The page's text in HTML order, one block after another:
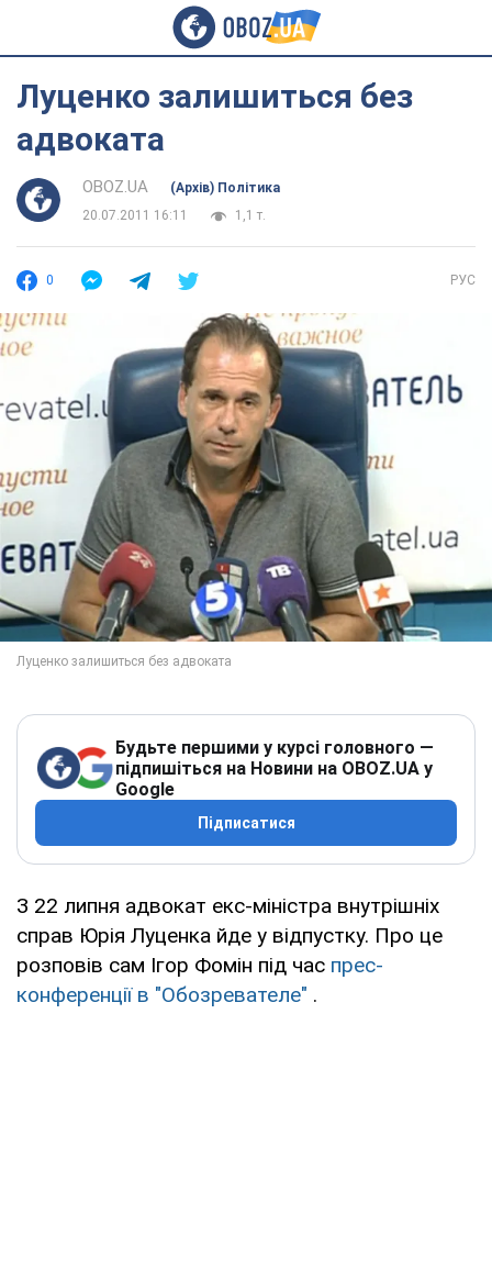
Луценко залишиться без
адвоката
OBOZ.UA
(Архів) Політика
20.07.2011 16:11
1,1 т.
0 РУС
Будьте першими у курсі головного —
підпишіться на Новини на OBOZ.UA у
Google
Підписатися
З 22 липня адвокат екс-міністра внутрішніх
справ Юрія Луценка йде у відпустку. Про це
розповів сам Ігор Фомін під час прес-
конференції в "Обозревателе" .